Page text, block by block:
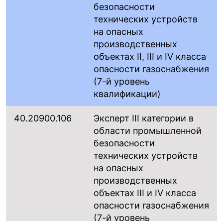
безопасности
технических устройств
на опасных
производственных
объектах II, III и IV класса
опасности газоснабжения
(7-й уровень
квалификации)
40.20900.106
Эксперт III категории в
области промышленной
безопасности
технических устройств
на опасных
производственных
объектах III и IV класса
опасности газоснабжения
(7-й уровень